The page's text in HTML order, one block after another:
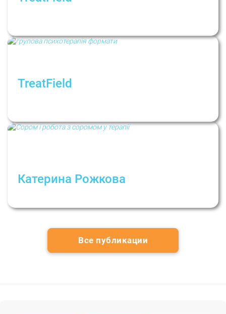
TreatField
Катерина Рожкова
Все публикации